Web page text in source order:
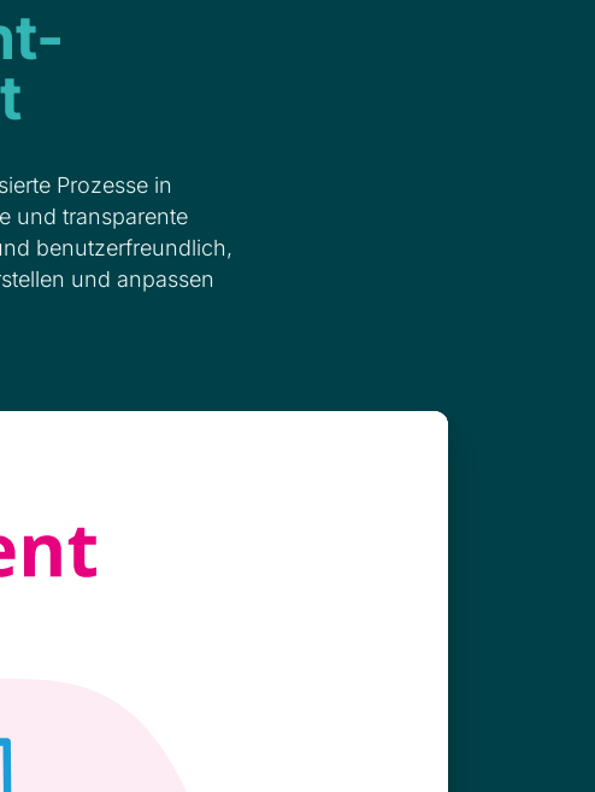
Prozesse in
und transparente
benutzerfreundlich,
und anpassen